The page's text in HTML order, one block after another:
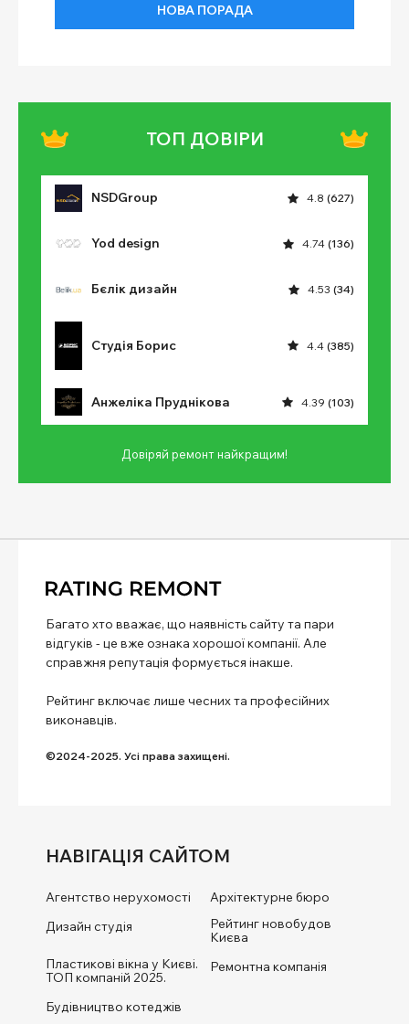
НОВА ПОРАДА
ТОП ДОВІРИ
NSDGroup 4.8 (627)
Yod design 4.74 (136)
Бєлік дизайн 4.53 (34)
Студія Борис 4.4 (385)
Анжеліка Пруднікова 4.39 (103)
Довіряй ремонт найкращим!
Багато хто вважає, що наявність сайту та пари
відгуків - це вже ознака хорошої компанії. Але
справжня репутація формується інакше.
Рейтинг включає лише чесних та професійних
виконавців.
©2024-2025. Усі права захищені.
НАВІГАЦІЯ САЙТОМ
Агентство нерухомості
Архітектурне бюро
Дизайн студія
Рейтинг новобудов
Києва
Пластикові вікна у Києві.
ТОП компаній 2025.
Ремонтна компанія
Будівництво котеджів